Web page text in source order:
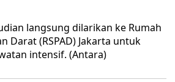
langsung dilarikan ke Rumah
Darat (RSPAD) Jakarta untuk
intensif. (Antara)